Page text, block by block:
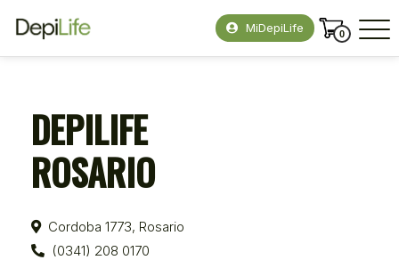
MiDepiLife 0
DEPILIFE
ROSARIO
Cordoba 1773, Rosario
(0341) 208 0170